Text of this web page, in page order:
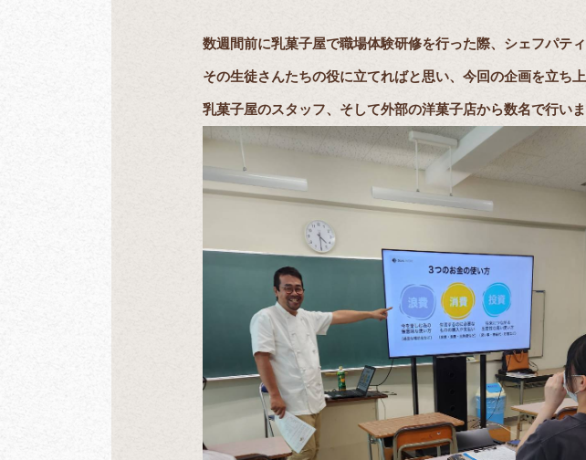
数週間前に乳菓子屋で職場体験研修を行った際、シェフパテ
その生徒さんたちの役に立てればと思い、今回の企画を立ち
乳菓子屋のスタッフ、そして外部の洋菓子店から数名で行いま